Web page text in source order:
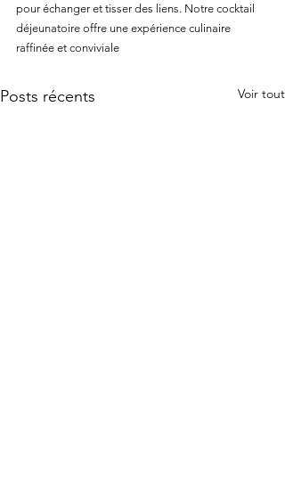
pour échanger et tisser des liens. Notre cocktail
déjeunatoire offre une expérience culinaire
raffinée et conviviale
Posts récents Voir tout